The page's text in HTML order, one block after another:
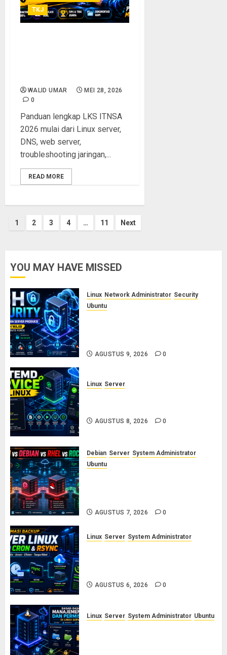
TKJ
WALID UMAR
MEI 28, 2026
0
Panduan lengkap LKS ITNSA
2026 mulai dari Linux server,
DNS, web server,
troubleshooting jaringan,...
READ MORE
Paginasi
1 2 3 4 … 11 Next
YOU MAY HAVE MISSED
Linux Network Administrator Security
Ubuntu
AGUSTUS 9, 2026 0
Linux Server
AGUSTUS 8, 2026 0
Debian Server System Administrator
Ubuntu
AGUSTUS 7, 2026 0
Linux Server System Administrator
AGUSTUS 6, 2026 0
Linux Server System Administrator Ubuntu